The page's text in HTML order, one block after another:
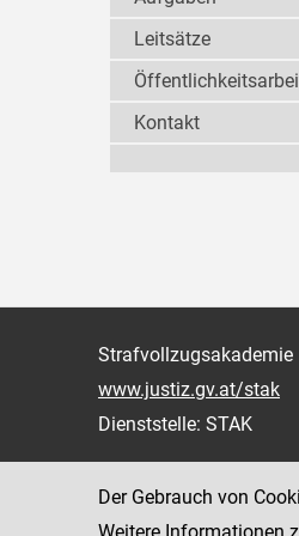
Leitsätze
Kontakt
Strafvollzugsakademie
www.justiz.gv.at/stak
Dienststelle: STAK
Der Gebrauch von